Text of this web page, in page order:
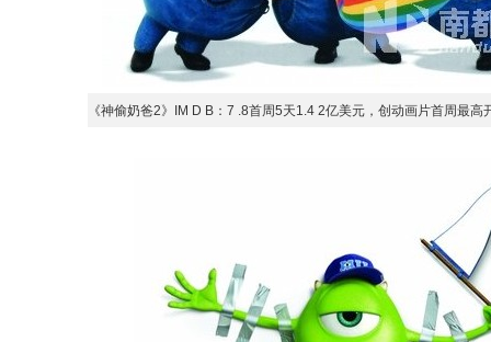
《神偷奶爸2》IM D B：7 .8首周5天1.4 2亿美元，创动画片首周最高